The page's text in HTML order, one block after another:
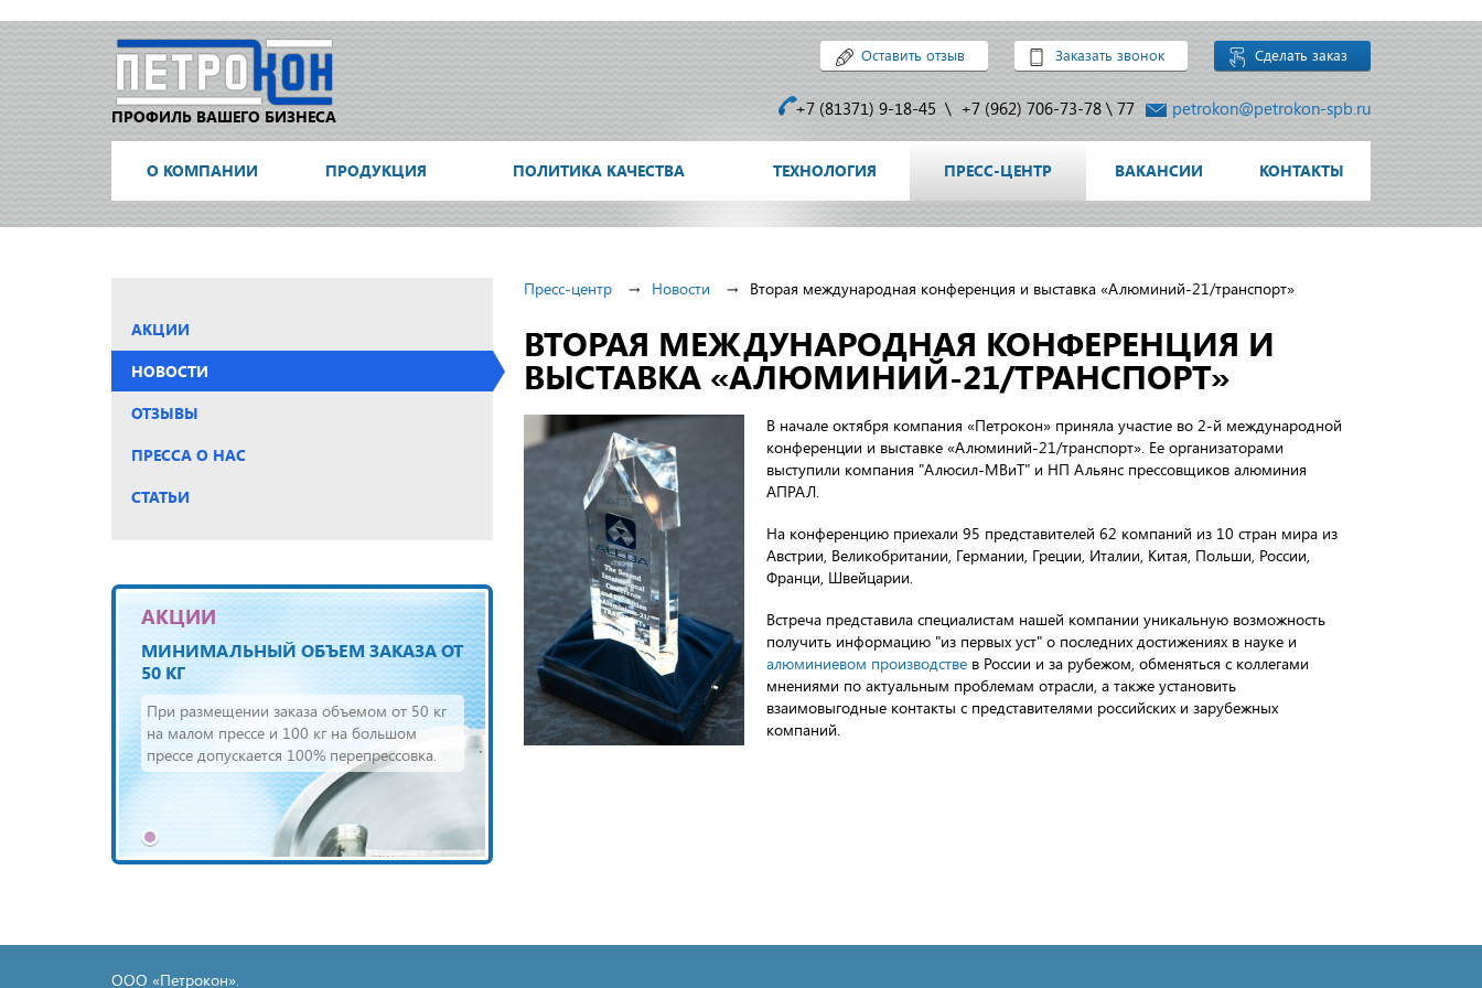
ПРОФИЛЬ ВАШЕГО БИЗНЕСА
Оставить отзыв Заказать звонок Сделать заказ
+7 (81371) 9-18-45 \ +7 (962) 706-73-78\ 77 petrokon@petrokon-spb.ru
О КОМПАНИИ ПРОДУКЦИЯ ПОЛИТИКА КАЧЕСТВА ТЕХНОЛОГИЯ ПРЕСС-ЦЕНТР ВАКАНСИИ КОНТАКТЫ
АКЦИИ
НОВОСТИ
ОТЗЫВЫ
ПРЕССА О НАС
СТАТЬИ
АКЦИИ
МИНИМАЛЬНЫЙ ОБЪЕМ ЗАКАЗА ОТ
50 КГ
При размещении заказа объемом от 50 кг
на малом прессе и 100 кг на большом
прессе допускается 100% перепрессовка.
Пресс-центр Новости Вторая международная конференция и выставка «Алюминий-21/транспорт»
ВТОРАЯ МЕЖДУНАРОДНАЯ КОНФЕРЕНЦИЯ И
ВЫСТАВКА «АЛЮМИНИЙ-21/ТРАНСПОРТ»
В начале октября компания «Петрокон» приняла участие во 2-й международной
конференции и выставке «Алюминий-21/транспорт». Ее организаторами
выступили компания "Алюсил-МВиТ" и НП Альянс прессовщиков алюминия
АПРАЛ.
На конференцию приехали 95 представителей 62 компаний из 10 стран мира из
Австрии, Великобритании, Германии, Греции, Италии, Китая, Польши, России,
Франци, Швейцарии.
Встреча представила специалистам нашей компании уникальную возможность
получить информацию "из первых уст" о последних достижениях в науке и
алюминиевом производстве в России и за рубежом, обменяться с коллегами
мнениями по актуальным проблемам отрасли, а также установить
взаимовыгодные контакты с представителями российских и зарубежных
компаний.
ООО «Петрокон».